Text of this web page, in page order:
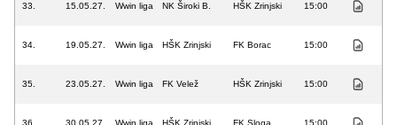
33. 15.05.27. Wwin liga NK Široki B. HŠK Zrinjski 15:00
34. 19.05.27. Wwin liga HŠK Zrinjski FK Borac 15:00
35. 23.05.27. Wwin liga FK Velež HŠK Zrinjski 15:00
36. 30.05.27. Wwin liga HŠK Zrinjski FK Sloga 15:00